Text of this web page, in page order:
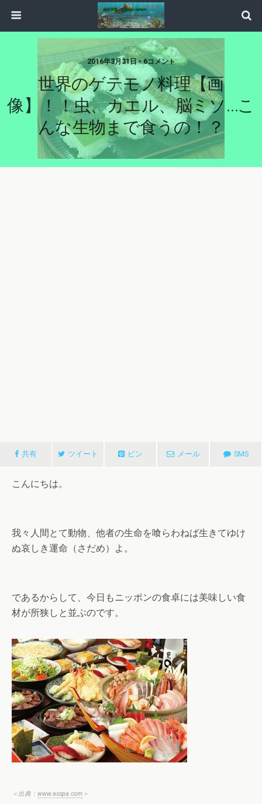
2016年3月31日 • 6コメント
世界のゲテモノ料理【画
像】！！虫、カエル、脳ミソ…こ
んな生物まで食うの！？
共有 ツイート ピン メール SMS
こんにちは。
我々人間とて動物、他者の生命を喰らわねば生きてゆけ
ぬ哀しき運命（さだめ）よ。
であるからして、今日もニッポンの食卓には美味しい食
材が所狭しと並ぶのです。
＜出典： www.asspa.com ＞